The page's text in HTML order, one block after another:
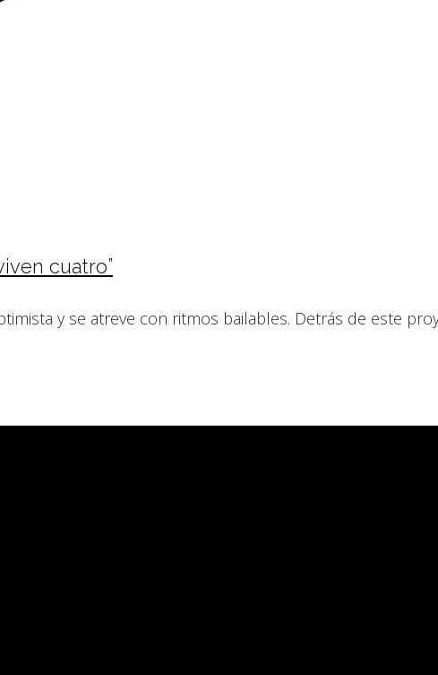
cuatro”
y se atreve con ritmos bailables. Detrás de este